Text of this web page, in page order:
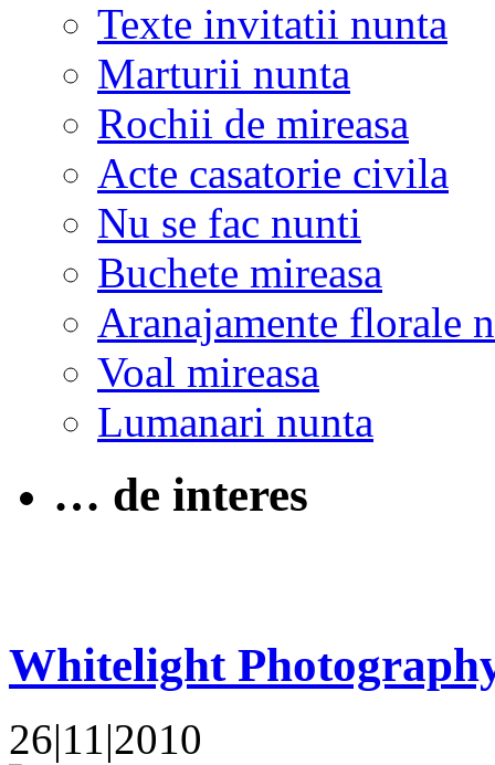
Texte invitatii nunta
Marturii nunta
Rochii de mireasa
Acte casatorie civila
Nu se fac nunti
Buchete mireasa
Aranajamente florale
Voal mireasa
Lumanari nunta
… de interes
Whitelight
26|11|2010